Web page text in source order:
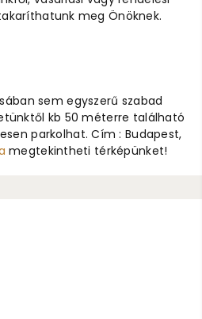
meg Önöknek.
sem egyszerű szabad
kb 50 méterre található
parkolhat. Cím : Budapest,
megtekintheti térképünket!